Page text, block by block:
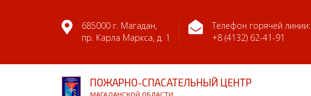
685000 г. Магадан,
пр. Карла Маркса, д. 1
Телефон горячей линии:
+8 (4132) 62-41-91
ПОЖАРНО-СПАСАТЕЛЬНЫЙ ЦЕНТР
МАГАДАНСКОЙ ОБЛАСТИ